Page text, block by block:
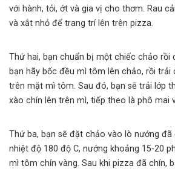
với hành, tỏi, ớt và gia vị cho thơm. Rau
và xắt nhỏ để trang trí lên trên pizza.
Thứ hai, bạn chuẩn bị một chiếc chảo rồi
bạn hãy bốc đều mì tôm lên chảo, rồi trải
trên mặt mì tôm. Sau đó, bạn sẽ trải lớp
xào chín lên trên mì, tiếp theo là phô mai
Thứ ba, bạn sẽ đặt chảo vào lò nướng
nhiệt độ 180 độ C, nướng khoảng 15-20
mì tôm chín vàng. Sau khi pizza đã chín,